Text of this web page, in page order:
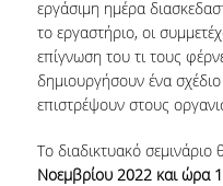
εργάσιμη ημέρα
το εργαστήριο, οι
επίγνωση του τι τους
δημιουργήσουν ένα
επιστρέψουν στους
Το διαδικτυακό
Νοεμβρίου 2022 και ώρα